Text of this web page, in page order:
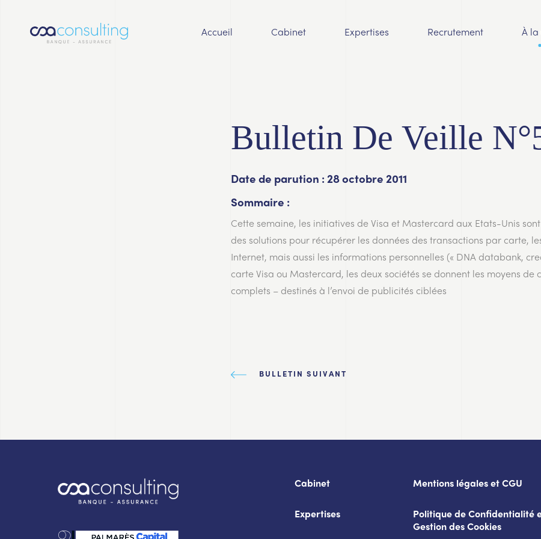
Accueil Cabinet Expertises Recrutement À la
Bulletin De Veille
Date de parution : 28 octobre 2011
Sommaire :
Cette semaine, les initiatives de Visa et Mastercard aux Etats-Unis
des solutions pour récupérer les données des transactions par carte,
Internet, mais aussi les informations personnelles (« DNA databank,
carte Visa ou Mastercard, les deux sociétés se donnent les moyens de
complets – destinés à l’envoi de publicités ciblées
BULLETIN SUIVANT
Cabinet
Expertises
Mentions légales et CGU
Politique de Confidentialité
Gestion des Cookies